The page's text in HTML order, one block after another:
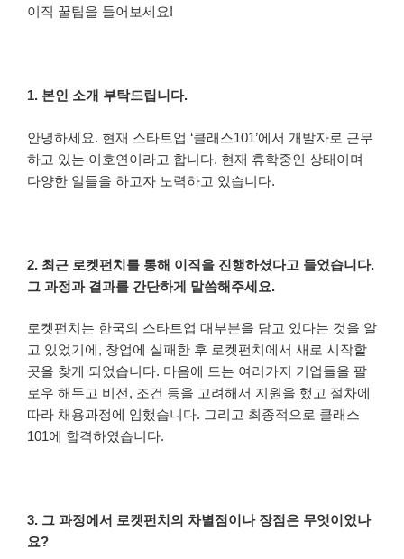
이직 꿀팁을 들어보세요!
1. 본인 소개 부탁드립니다.
안녕하세요. 현재 스타트업 ‘클래스101’에서 개발자로 근무
하고 있는 이호연이라고 합니다. 현재 휴학중인 상태이며
다양한 일들을 하고자 노력하고 있습니다.
2. 최근 로켓펀치를 통해 이직을 진행하셨다고 들었습니다.
그 과정과 결과를 간단하게 말씀해주세요.
로켓펀치는 한국의 스타트업 대부분을 담고 있다는 것을 알
고 있었기에, 창업에 실패한 후 로켓펀치에서 새로 시작할
곳을 찾게 되었습니다. 마음에 드는 여러가지 기업들을 팔
로우 해두고 비전, 조건 등을 고려해서 지원을 했고 절차에
따라 채용과정에 임했습니다. 그리고 최종적으로 클래스
101에 합격하였습니다.
3. 그 과정에서 로켓펀치의 차별점이나 장점은 무엇이었나
요?